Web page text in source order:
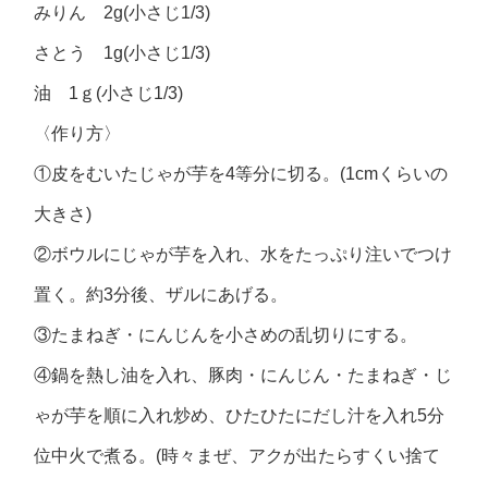
みりん 2g(小さじ1/3)
さとう 1g(小さじ1/3)
油 1ｇ(小さじ1/3)
〈作り方〉
①皮をむいたじゃが芋を4等分に切る。(1cmくらいの
大きさ)
②ボウルにじゃが芋を入れ、水をたっぷり注いでつけ
置く。約3分後、ザルにあげる。
③たまねぎ・にんじんを小さめの乱切りにする。
④鍋を熱し油を入れ、豚肉・にんじん・たまねぎ・じ
ゃが芋を順に入れ炒め、ひたひたにだし汁を入れ5分
位中火で煮る。(時々まぜ、アクが出たらすくい捨て